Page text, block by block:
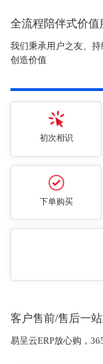
全流程陪伴式价值
我们秉承用户之友、
创造价值
初次相识
下单购买
客户售前/售后一
易呈云ERP放心购，